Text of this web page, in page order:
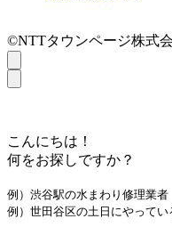
©NTTタウンページ株式会
こんにちは！
何をお探しですか？
例）渋谷駅の水まわり修理業者
例）世田谷区の土日にやってい